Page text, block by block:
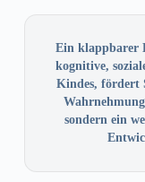
Ein klappbarer
kognitive,
Kindes, fördert
sondern ein